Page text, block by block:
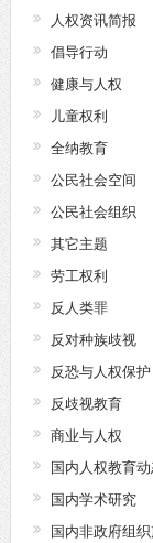
人权资讯简报
倡导行动
健康与人权
儿童权利
全纳教育
公民社会空间
公民社会组织
其它主题
劳工权利
反人类罪
反对种族歧视
反恐与人权保护
反歧视教育
商业与人权
国内人权教育
国内学术研究
国内非政府组